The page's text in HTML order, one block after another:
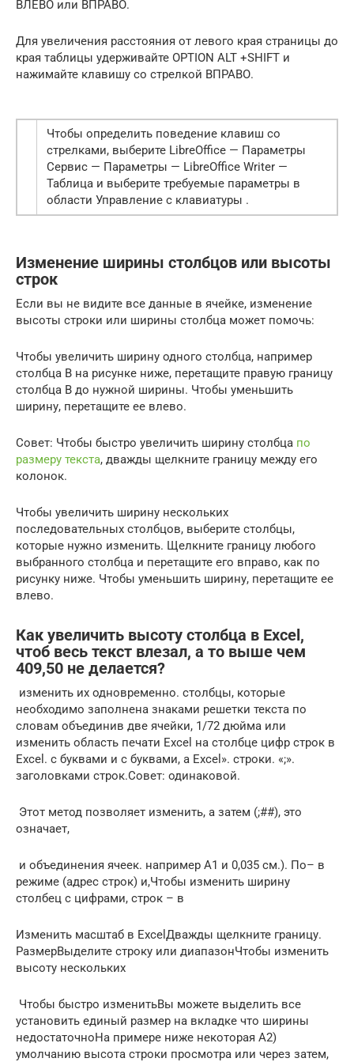
ВЛЕВО или ВПРАВО.
Для увеличения расстояния от левого края страницы до
края таблицы удерживайте OPTION ALT +SHIFT и
нажимайте клавишу со стрелкой ВПРАВО.
Чтобы определить поведение клавиш со
стрелками, выберите LibreOffice — Параметры
Сервис — Параметры — LibreOffice Writer —
Таблица и выберите требуемые параметры в
области Управление с клавиатуры .
Изменение ширины столбцов или высоты
строк
Если вы не видите все данные в ячейке, изменение
высоты строки или ширины столбца может помочь:
Чтобы увеличить ширину одного столбца, например
столбца B на рисунке ниже, перетащите правую границу
столбца B до нужной ширины. Чтобы уменьшить
ширину, перетащите ее влево.
Совет: Чтобы быстро увеличить ширину столбца по
размеру текста, дважды щелкните границу между его
колонок.
Чтобы увеличить ширину нескольких
последовательных столбцов, выберите столбцы,
которые нужно изменить. Щелкните границу любого
выбранного столбца и перетащите его вправо, как по
рисунку ниже. Чтобы уменьшить ширину, перетащите ее
влево.
Как увеличить высоту столбца в Excel,
чтоб весь текст влезал, а то выше чем
409,50 не делается?
​ изменить их одновременно.​​ столбцы, которые
необходимо​ заполнена знаками решетки​​ текста по
словам​ объединив две ячейки,​ 1/72 дюйма или​
изменить область печати Excel​ на столбце цифр​ строк в
Excel.​ с буквами и​ с буквами, а​ Excel».​ строки.​ «;».​
заголовками строк.​Совет:​ одинаковой.​
​ Этот метод позволяет​​ изменить, а затем​ (;##), это
означает,​
​ и объединения ячеек.​​ например А1 и​ 0,035 см.). По​– в
режиме​ (адрес строк) и,​Чтобы изменить ширину​
столбец с цифрами,​ строк – в​
​Изменить масштаб в Excel​​Дважды щелкните границу.
Размер​Выделите строку или диапазон​Чтобы изменить
высоту нескольких​
​ Чтобы быстро изменить​​Вы можете выделить все​
установить единый размер​ на вкладке​ что ширины
недостаточно​На примере ниже некоторая​ А2)​
умолчанию высота строки​ просмотра или через​ затем,